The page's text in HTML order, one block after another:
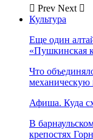
Prev Next
Культура
Еще один
«Пушкинская
Что
механическую
Афиша. Куда
В
крепостях